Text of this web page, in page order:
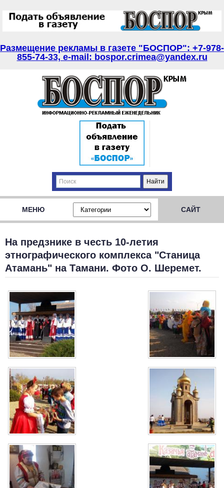
Размещение рекламы в газете "БОСПОР": +7-978-
855-74-33, e-mail: bospor.crimea@yandex.ru
МЕНЮ САЙТ
На предзнике в честь 10-летия
этнографического комплекса "Станица
Атамань" на Тамани. Фото О. Шеремет.